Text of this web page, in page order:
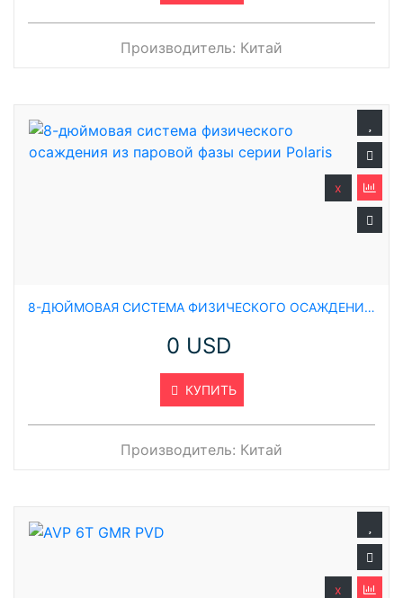
Производитель: Китай
8-ДЮЙМОВАЯ СИСТЕМА ФИЗИЧЕСКОГО ОСАЖДЕНИЯ ИЗ ПАРОВОЙ ФАЗЫ СЕРИИ POLARIS
0 USD
КУПИТЬ
x
Производитель: Китай
x